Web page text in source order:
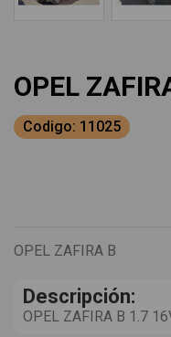
OPEL
Codigo: 11025
OPEL ZAFIRA B
Descripción:
OPEL ZAFIRA B 1.7